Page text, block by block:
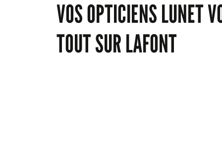
VOS OPTICIENS LUNET
TOUT SUR LAFONT